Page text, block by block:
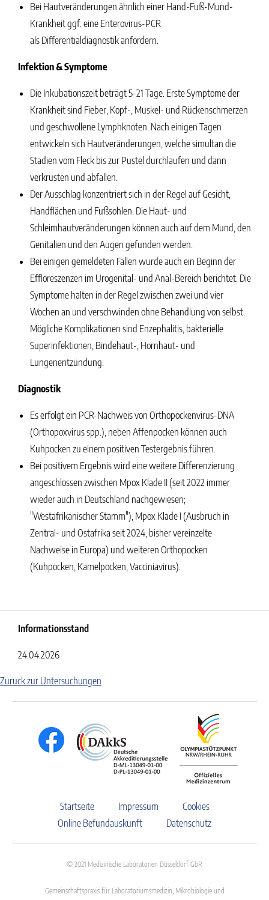
Bei Hautveränderungen ähnlich einer Hand-Fuß-Mund-
Krankheit ggf. eine Enterovirus-PCR
als Differentialdiagnostik anfordern.
Infektion & Symptome
Die Inkubationszeit beträgt 5-21 Tage. Erste Symptome der
Krankheit sind Fieber, Kopf-, Muskel- und Rückenschmerzen
und geschwollene Lymphknoten. Nach einigen Tagen
entwickeln sich Hautveränderungen, welche simultan die
Stadien vom Fleck bis zur Pustel durchlaufen und dann
verkrusten und abfallen.
Der Ausschlag konzentriert sich in der Regel auf Gesicht,
Handflächen und Fußsohlen. Die Haut- und
Schleimhautveränderungen können auch auf dem Mund, den
Genitalien und den Augen gefunden werden.
Bei einigen gemeldeten Fällen wurde auch ein Beginn der
Effloreszenzen im Urogenital- und Anal-Bereich berichtet. Die
Symptome halten in der Regel zwischen zwei und vier
Wochen an und verschwinden ohne Behandlung von selbst.
Mögliche Komplikationen sind Enzephalitis, bakterielle
Superinfektionen, Bindehaut-, Hornhaut- und
Lungenentzündung.
Diagnostik
Es erfolgt ein PCR-Nachweis von Orthopockenvirus-DNA
(Orthopoxvirus spp.), neben Affenpocken können auch
Kuhpocken zu einem positiven Testergebnis führen.
Bei positivem Ergebnis wird eine weitere Differenzierung
angeschlossen zwischen Mpox Klade II (seit 2022 immer
wieder auch in Deutschland nachgewiesen;
"Westafrikanischer Stamm"), Mpox Klade I (Ausbruch in
Zentral- und Ostafrika seit 2024, bisher vereinzelte
Nachweise in Europa) und weiteren Orthopocken
(Kuhpocken, Kamelpocken, Vacciniavirus).
Informationsstand
24.04.2026
Zuruck zur Untersuchungen
Startseite Impressum
Cookies
Online Befundauskunft
Datenschutz
© 2021 Medizinische Laboratorien Düsseldorf GbR
Gemeinschaftspraxis für Laboratoriumsmedizin, Mikrobiologie und